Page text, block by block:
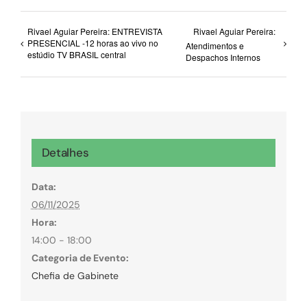
Rivael Aguiar Pereira: ENTREVISTA
PRESENCIAL -12 horas ao vivo no
estúdio TV BRASIL central
Rivael Aguiar Pereira:
Atendimentos e
Despachos Internos
Detalhes
Data:
06/11/2025
Hora:
14:00 - 18:00
Categoria de Evento:
Chefia de Gabinete